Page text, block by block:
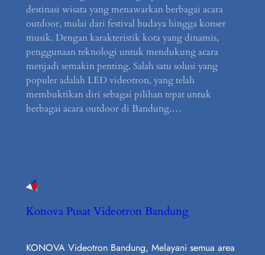
destinasi wisata yang menawarkan berbagai acara
outdoor, mulai dari festival budaya hingga konser
musik. Dengan karakteristik kota yang dinamis,
penggunaan teknologi untuk mendukung acara
menjadi semakin penting. Salah satu solusi yang
populer adalah LED videotron, yang telah
membuktikan diri sebagai pilihan tepat untuk
berbagai acara outdoor di Bandung.…
Konova Pusat Videotron Bandung
KONOVA Videotron Bandung, Melayani semua area